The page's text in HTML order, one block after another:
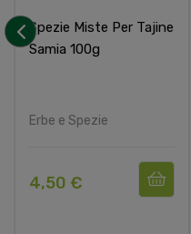
Spezie Miste Per Tajine
Samia 100g
Erbe e Spezie
4,50 €